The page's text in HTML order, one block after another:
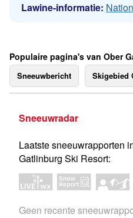
Lawine-informatie:
Populaire pagina's van Ober
Sneeuwbericht Skigebied
Sneeuwradar
Laatste sneeuwrapporten
Gatlinburg Ski Resort:
Geen recente